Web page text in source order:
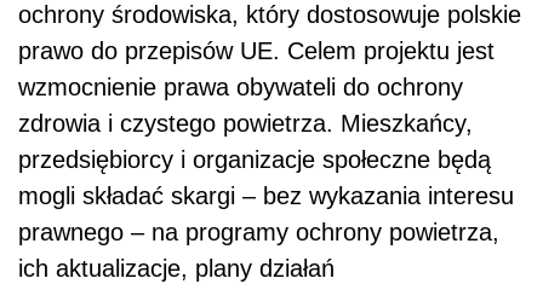
ochrony środowiska, który dostosowuje polskie
prawo do przepisów UE. Celem projektu jest
wzmocnienie prawa obywateli do ochrony
zdrowia i czystego powietrza. Mieszkańcy,
przedsiębiorcy i organizacje społeczne będą
mogli składać skargi – bez wykazania interesu
prawnego – na programy ochrony powietrza,
ich aktualizacje, plany działań